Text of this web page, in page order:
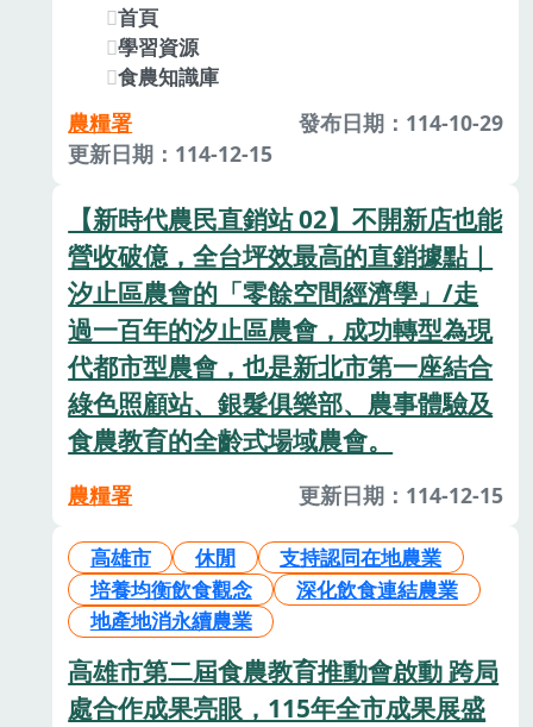
首頁
學習資源
食農知識庫
農糧署
發布日期：114-10-29
更新日期：114-12-15
【新時代農民直銷站 02】不開新店也能
營收破億，全台坪效最高的直銷據點｜
汐止區農會的「零餘空間經濟學」/走
過一百年的汐止區農會，成功轉型為現
代都市型農會，也是新北市第一座結合
綠色照顧站、銀髮俱樂部、農事體驗及
食農教育的全齡式場域農會。
農糧署 更新日期：114-12-15
高雄市 休閒
支持認同在地農業
培養均衡飲食觀念
深化飲食連結農業
地產地消永續農業
高雄市第二屆食農教育推動會啟動 跨局
處合作成果亮眼，115年全市成果展盛